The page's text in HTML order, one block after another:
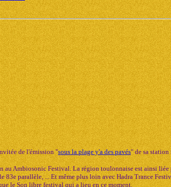
de l'émission "sous la plage y'a des pavés" de sa
Ambiosonic Festival. La région toulonnaise est ainsi
83e parallèle, ... Et même plus loin avec Hadra Trance
le Son libre festival qui a lieu en ce moment.